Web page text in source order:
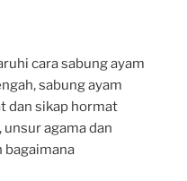
cara sabung ayam
sabung ayam
dan sikap hormat
agama dan
bagaimana